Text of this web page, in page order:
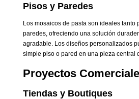
Pisos y Paredes
Los mosaicos de pasta son ideales tanto
paredes, ofreciendo una solución
agradable. Los diseños personalizados
simple piso o pared en una pieza central
Proyectos
Tiendas y Boutiques